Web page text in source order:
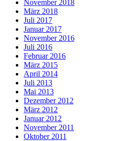
November 2018
März 2018
Juli 2017
Januar 2017
November 2016
Juli 2016
Februar 2016
März 2015
April 2014
Juli 2013
Mai 2013
Dezember 2012
März 2012
Januar 2012
November 2011
Oktober 2011